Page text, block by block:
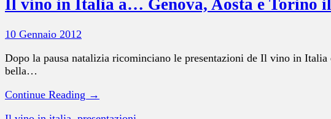
Il vino in Italia a… Genova, Aosta e Torino il
10 Gennaio 2012
Dopo la pausa natalizia ricominciano le presentazioni de Il vino in
bella…
Continue Reading →